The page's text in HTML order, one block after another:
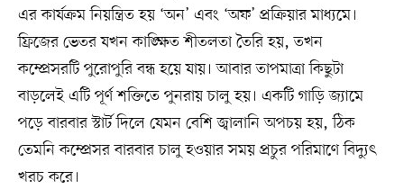
এর কার্যক্রম নিয়ন্ত্রিত হয় ‘অন’ এবং ‘অফ’ প্রক্রিয়ার মাধ্যমে।
ফ্রিজের ভেতর যখন কাঙ্ক্ষিত শীতলতা তৈরি হয়, তখন
কম্প্রেসরটি পুরোপুরি বন্ধ হয়ে যায়। আবার তাপমাত্রা কিছুটা
বাড়লেই এটি পূর্ণ শক্তিতে পুনরায় চালু হয়। একটি গাড়ি জ্যামে
পড়ে বারবার স্টার্ট দিলে যেমন বেশি জ্বালানি অপচয় হয়, ঠিক
তেমনি কম্প্রেসর বারবার চালু হওয়ার সময় প্রচুর পরিমাণে বিদ্যুৎ
খরচ করে।